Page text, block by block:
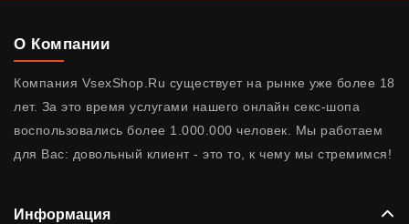
О Компании
Компания VsexShop.Ru существует на рынке уже более 18
лет. За это время услугами нашего онлайн секс-шопа
воспользовались более 1.000.000 человек. Мы работаем
для Вас: довольный клиент - это то, к чему мы стремимся!
Информация